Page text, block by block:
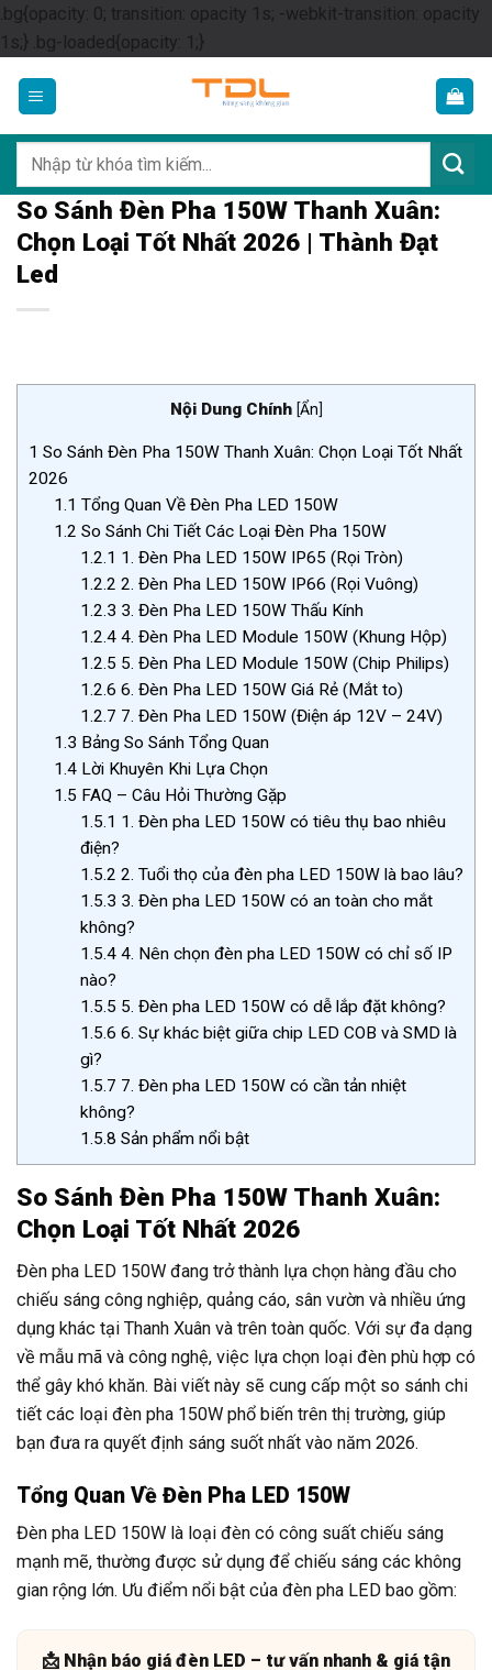
.bg{opacity: 0; transition: opacity 1s; -webkit-transition: opacity
1s;} .bg-loaded{opacity: 1;}Skip
content
kiếm:
So Sánh Đèn Pha 150W Thanh Xuân:
Chọn Loại Tốt Nhất 2026 | Thành Đạt
Led
Nội Dung Chính [Ẩn]
1 So Sánh Đèn Pha 150W Thanh Xuân: Chọn Loại Tốt Nhất
2026
1.1 Tổng Quan Về Đèn Pha LED 150W
1.2 So Sánh Chi Tiết Các Loại Đèn Pha 150W
1.2.1 1. Đèn Pha LED 150W IP65 (Rọi Tròn)
1.2.2 2. Đèn Pha LED 150W IP66 (Rọi Vuông)
1.2.3 3. Đèn Pha LED 150W Thấu Kính
1.2.44. Đèn Pha LED Module 150W (Khung Hộp)
1.2.5 5. Đèn Pha LED Module 150W (Chip Philips)
1.2.6 6. Đèn Pha LED 150W Giá Rẻ (Mắt to)
1.2.7 7. Đèn Pha LED 150W (Điện áp 12V – 24V)
1.3 Bảng So Sánh Tổng Quan
1.4 Lời Khuyên Khi Lựa Chọn
1.5 FAQ – Câu Hỏi Thường Gặp
1.5.1 1. Đèn pha LED 150W có tiêu thụ bao nhiêu
điện?
1.5.2 2. Tuổi thọ của đèn pha LED 150W là bao lâu?
1.5.3 3. Đèn pha LED 150W có an toàn cho mắt
không?
1.5.44. Nên chọn đèn pha LED 150W có chỉ số IP
nào?
1.5.5 5. Đèn pha LED 150W có dễ lắp đặt không?
1.5.6 6. Sự khác biệt giữa chip LED COB và SMD là
gì?
1.5.7 7. Đèn pha LED 150W có cần tản nhiệt
không?
1.5.8 Sản phẩm nổi bật
So Sánh Đèn Pha 150W Thanh Xuân:
Chọn Loại Tốt Nhất 2026
Đèn pha LED 150W đang trở thành lựa chọn hàng đầu cho
chiếu sáng công nghiệp, quảng cáo, sân vườn và nhiều ứng
dụng khác tại Thanh Xuân và trên toàn quốc. Với sự đa dạng
về mẫu mã và công nghệ, việc lựa chọn loại đèn phù hợp có
thể gây khó khăn. Bài viết này sẽ cung cấp một so sánh chi
tiết các loại đèn pha 150W phổ biến trên thị trường, giúp
bạn đưa ra quyết định sáng suốt nhất vào năm 2026.
Tổng Quan Về Đèn Pha LED 150W
Đèn pha LED 150W là loại đèn có công suất chiếu sáng
mạnh mẽ, thường được sử dụng để chiếu sáng các không
gian rộng lớn. Ưu điểm nổi bật của đèn pha LED bao gồm:
📩 Nhận báo giá đèn LED – tư vấn nhanh & giá tận